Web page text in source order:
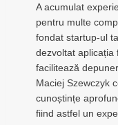
A acumulat
pentru multe
fondat startup-ul
dezvoltat aplicația
facilitează
Maciej Szewczyk
cunoștințe
fiind astfel un